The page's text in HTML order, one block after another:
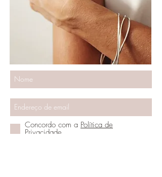
Concordo com a Política de
Privacidade